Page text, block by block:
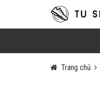
Trang chủ